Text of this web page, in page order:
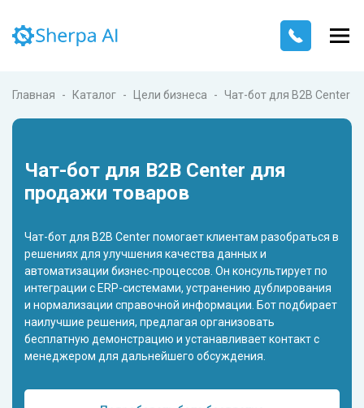
Главная Каталог Цели бизнеса Чат-бот для B2B Center
Чат-бот для B2B Center для
продажи товаров
Чат-бот для B2B Center помогает клиентам разобраться в
решениях для улучшения качества данных и
автоматизации бизнес-процессов. Он консультирует по
интеграции с ERP-системами, устранению дублирования
и нормализации справочной информации. Бот подбирает
наилучшие решения, предлагая организовать
бесплатную демонстрацию и устанавливает контакт с
менеджером для дальнейшего обсуждения.